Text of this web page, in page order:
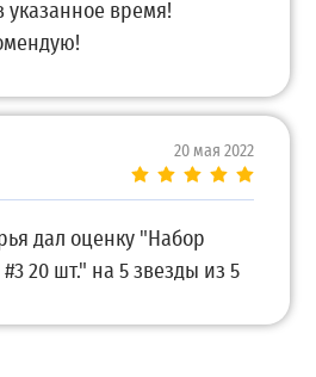
указанное время!
20 мая 2022
дал оценку "Набор
20 шт." на 5 звезды из 5